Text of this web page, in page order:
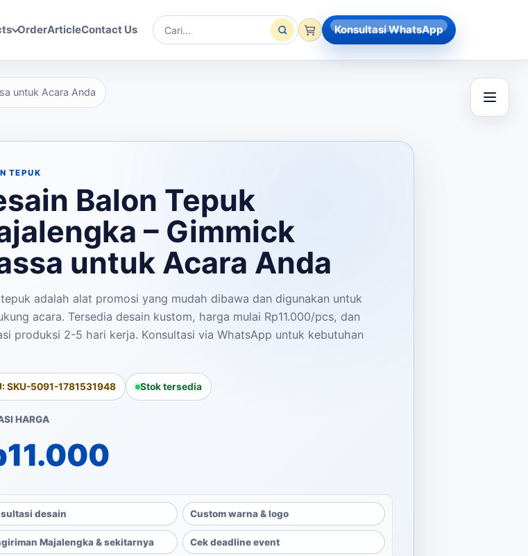
OrderArticleContact Us
Cari
Konsultasi WhatsApp
untuk Acara Anda
TEPUK
Balon Tepuk
– Gimmick
untukAcara Anda
adalah alat promosi yang mudah dibawa dan digunakan untuk
acara. Tersedia desain kustom, harga mulai Rp11.000/pcs, dan
produksi 2-5 hari kerja. Konsultasi via WhatsApp untuk kebutuhan
SKU-5091-1781531948 Stok tersedia
HARGA
11.000
desain Custom warna & logo
Majalengka & sekitarnya Cek deadline event